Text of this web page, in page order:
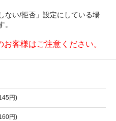
ない/拒否」設定にしている場
客様はご注意ください。
円)
円)